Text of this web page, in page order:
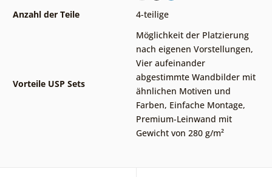
Anzahl der Teile
4-teilige
Vorteile USP Sets
Möglichkeit der Platzierung
nach eigenen Vorstellungen,
Vier aufeinander
abgestimmte Wandbilder mit
ähnlichen Motiven und
Farben, Einfache Montage,
Premium-Leinwand mit
Gewicht von 280 g/m²